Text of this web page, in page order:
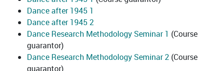
Dance after 1945 1
Dance after 1945 2
Dance Research Methodology Seminar 1 (Course
guarantor)
Dance Research Methodology Seminar 2 (Course
guarantor)